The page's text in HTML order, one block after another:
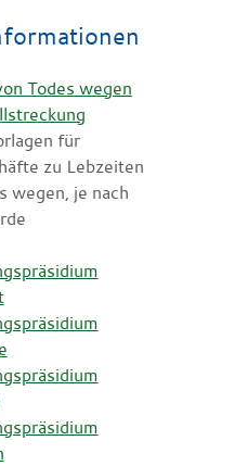
Todes wegen
für
zu Lebzeiten
wegen, je nach